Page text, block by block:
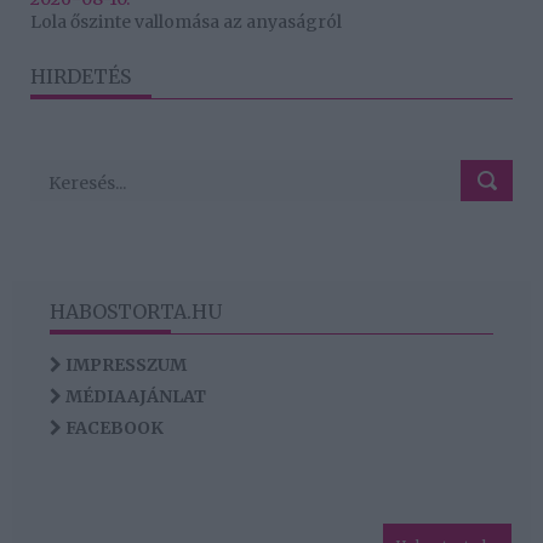
Lola őszinte vallomása az anyaságról
HIRDETÉS
HABOSTORTA.HU
IMPRESSZUM
MÉDIAAJÁNLAT
FACEBOOK